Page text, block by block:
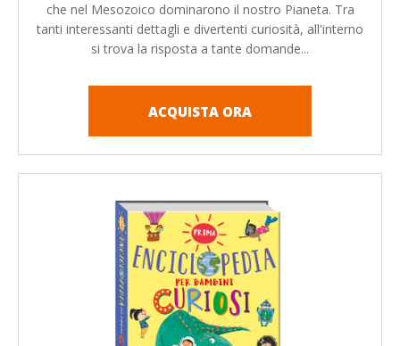
che nel Mesozoico dominarono il nostro Pianeta. Tra
tanti interessanti dettagli e divertenti curiosità, all'interno
si trova la risposta a tante domande...
ACQUISTA ORA